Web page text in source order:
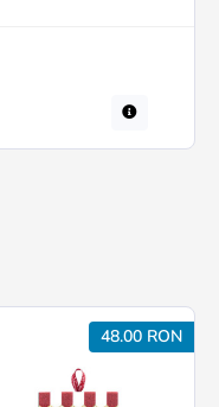
48.00 RON